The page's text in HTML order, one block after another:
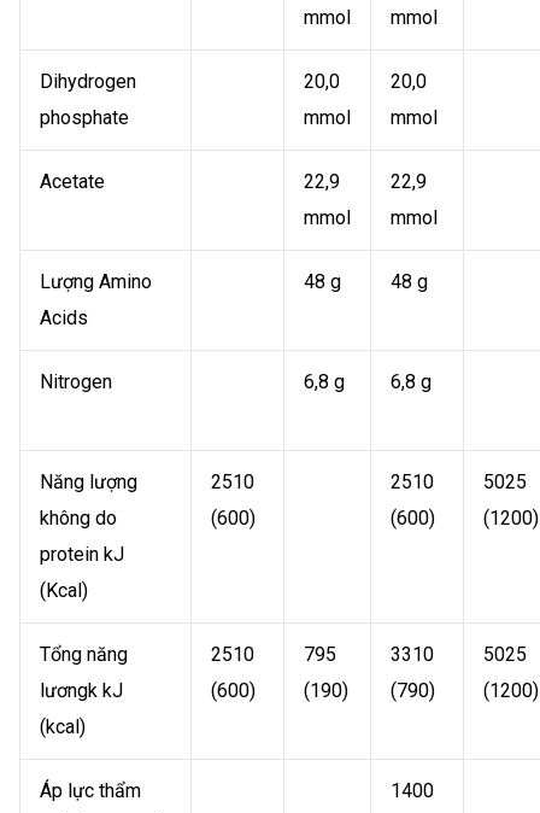
mmol
mmol
Dihydrogen
phosphate
20,0
mmol
20,0
mmol
Acetate
22,9
mmol
22,9
mmol
Lượng Amino
Acids
48 g 48 g
Nitrogen 6,8 g 6,8 g
Năng lượng
không do
protein kJ
(Kcal)
2510
(600)
2510
(600)
5025
(1200)
Tổng năng
lươngk kJ
(kcal)
2510
(600)
795
(190)
3310
(790)
5025
(1200)
Áp lực thẩm
1400